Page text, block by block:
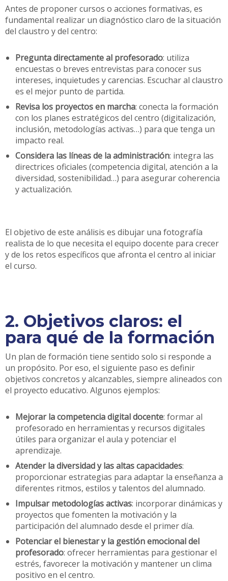
Antes de proponer cursos o acciones formativas, es
fundamental realizar un diagnóstico claro de la situación
del claustro y del centro:
Pregunta directamente al profesorado: utiliza
encuestas o breves entrevistas para conocer sus
intereses, inquietudes y carencias. Escuchar al claustro
es el mejor punto de partida.
Revisa los proyectos en marcha: conecta la formación
con los planes estratégicos del centro (digitalización,
inclusión, metodologías activas…) para que tenga un
impacto real.
Considera las líneas de la administración: integra las
directrices oficiales (competencia digital, atención a la
diversidad, sostenibilidad…) para asegurar coherencia
y actualización.
El objetivo de este análisis es dibujar una fotografía
realista de lo que necesita el equipo docente para crecer
y de los retos específicos que afronta el centro al iniciar
el curso.
2. Objetivos claros: el
para qué de la formación
Un plan de formación tiene sentido solo si responde a
un propósito. Por eso, el siguiente paso es definir
objetivos concretos y alcanzables, siempre alineados con
el proyecto educativo. Algunos ejemplos:
Mejorar la competencia digital docente: formar al
profesorado en herramientas y recursos digitales
útiles para organizar el aula y potenciar el
aprendizaje.
Atender la diversidad y las altas capacidades:
proporcionar estrategias para adaptar la enseñanza a
diferentes ritmos, estilos y talentos del alumnado.
Impulsar metodologías activas: incorporar dinámicas y
proyectos que fomenten la motivación y la
participación del alumnado desde el primer día.
Potenciar el bienestar y la gestión emocional del
profesorado: ofrecer herramientas para gestionar el
estrés, favorecer la motivación y mantener un clima
positivo en el centro.